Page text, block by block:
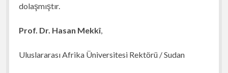
dolaşmıştır.
Prof. Dr. Hasan Mekkî,
Uluslararası Afrika Üniversitesi Rektörü / Sudan